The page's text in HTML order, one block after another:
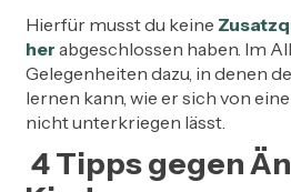
Hierfür musst du keine
her abgeschlossen haben. Im
Gelegenheiten dazu, in denen
lernen kann, wie er sich von
nicht unterkriegen lässt.
4 Tipps gegen